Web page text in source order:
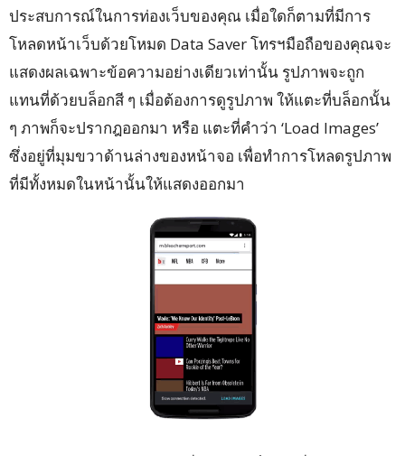
ประสบการณ์ในการท่องเว็บของคุณ เมื่อใดก็ตามที่มีการ
โหลดหน้าเว็บด้วยโหมด Data Saver โทรฯมือถือของคุณจะ
แสดงผลเฉพาะข้อความอย่างเดียวเท่านั้น รูปภาพจะถูก
แทนที่ด้วยบล็อกสี ๆ เมื่อต้องการดูรูปภาพ ให้แตะที่บล็อกนั้น
ๆ ภาพก็จะปรากฎออกมา หรือ แตะที่คำว่า ‘Load Images’
ซึ่งอยู่ที่มุมขวาด้านล่างของหน้าจอ เพื่อทำการโหลดรูปภาพ
ที่มีทั้งหมดในหน้านั้นให้แสดงออกมา